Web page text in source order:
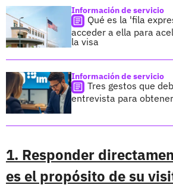
Información de servicio
Qué es la 'fila
acceder a ella para
la visa
Información de servicio
Tres gestos que
entrevista para
1. Responder
es el propósito de su